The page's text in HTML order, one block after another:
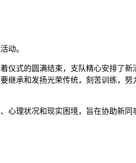
动。
式的圆满结束，支队精心安排了
承和发扬光荣传统，刻苦训练，
理状况和现实困境，旨在协助新同